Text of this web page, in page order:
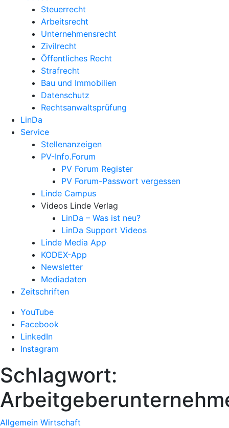
Steuerrecht
Arbeitsrecht
Unternehmens­recht
Zivilrecht
Öffentliches Recht
Strafrecht
Bau und Immobilien
Datenschutz
Rechtsanwalts­prüfung
LinDa
Service
Stellenanzeigen
PV-Info.Forum
PV Forum Register
PV Forum-Passwort vergessen
Linde Campus
Videos Linde Verlag
LinDa – Was ist neu?
LinDa Support Videos
Linde Media App
KODEX-App
Newsletter
Mediadaten
Zeitschriften
YouTube
Facebook
LinkedIn
Instagram
Schlagwort:
Allgemein Wirtschaft